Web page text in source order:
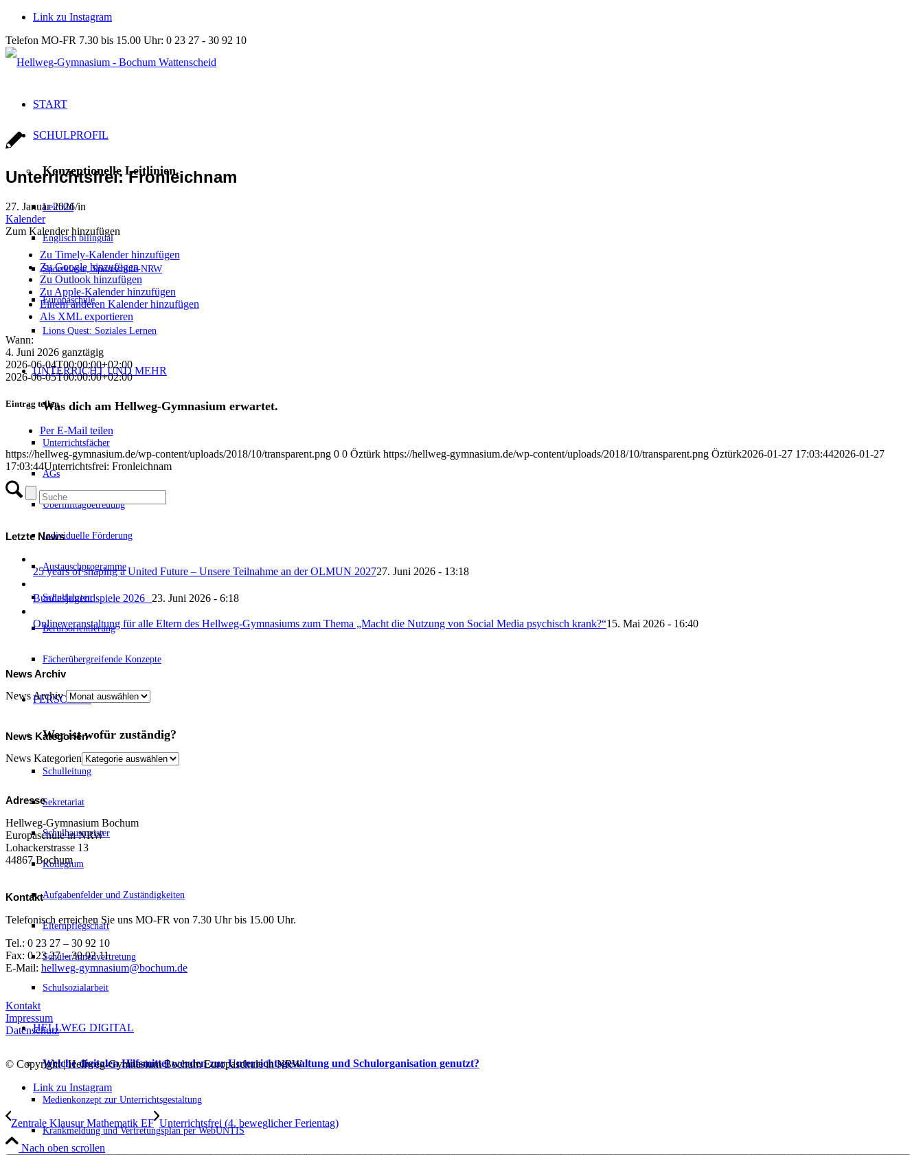
Link zu Instagram
Telefon MO-FR 7.30 bis 15.00 Uhr: 0 23 27 - 30 92 10
START
SCHULPROFIL
Konzeptionelle Leitlinien.
Leitbild
Englisch bilingual
Sportklasse, Sportschule-NRW
Europaschule
Lions Quest: Soziales Lernen
UNTERRICHT UND MEHR
Was dich am Hellweg-Gymnasium erwartet.
Unterrichtsfächer
AGs
Übermittagbetreuung
Individuelle Förderung
Austauschprogramme
Schulfahrten
Berufsorientierung
Fächerübergreifende Konzepte
PERSONEN
Wer ist wofür zuständig?
Schulleitung
Sekretariat
Schulhausmeister
Kollegium
Aufgabenfelder und Zuständigkeiten
Elternpflegschaft
Schüler/innenvertretung
Schulsozialarbeit
HELLWEG DIGITAL
Welche digitalen Hilfsmittel werden zur Unterrichtsgestaltung und Schulorganisation genutzt?
Medienkonzept zur Unterrichtsgestaltung
Krankmeldung und Vertretungsplan per WebUNTIS
Unterrichtsfrei: Fronleichnam
27. Januar 2026/in
Kalender
Zum Kalender hinzufügen
Zu Timely-Kalender hinzufügen
Zu Google hinzufügen
Zu Outlook hinzufügen
Zu Apple-Kalender hinzufügen
Einem anderen Kalender hinzufügen
Als XML exportieren
Wann:
4. Juni 2026 ganztägig
2026-06-04T00:00:00+02:00
2026-06-05T00:00:00+02:00
Eintrag teilen
Per E-Mail teilen
https://hellweg-gymnasium.de/wp-content/uploads/2018/10/transparent.png 0 0 Öztürk https://hellweg-gymnasium.de/wp-content/uploads/2018/10/transparent.png Öztürk2026-01-27 17:03:442026-01-27
17:03:44Unterrichtsfrei: Fronleichnam
Letzte News
25 years of shaping a United Future – Unsere Teilnahme an der OLMUN 202727. Juni 2026 - 13:18
Bundesjugendspiele 2026 23. Juni 2026 - 6:18
Onlineveranstaltung für alle Eltern des Hellweg-Gymnasiums zum Thema „Macht die Nutzung von Social Media psychisch krank?“15. Mai 2026 - 16:40
News Archiv
News Archiv
News Kategorien
News Kategorien
Adresse
Hellweg-Gymnasium Bochum
Europaschule in NRW
Lohackerstrasse 13
44867 Bochum
Kontakt
Telefonisch erreichen Sie uns MO-FR von 7.30 Uhr bis 15.00 Uhr.
Tel.: 0 23 27 – 30 92 10
Fax: 0 23 27 – 30 92 11
E-Mail: hellweg-gymnasium@bochum.de
Kontakt
Impressum
Datenschutz
© Copyright | Hellweg-Gymnasium Bochum Europaschule in NRW
Link zu Instagram
Zentrale Klausur Mathematik EF Unterrichtsfrei (4. beweglicher Ferientag)
Nach oben scrollen